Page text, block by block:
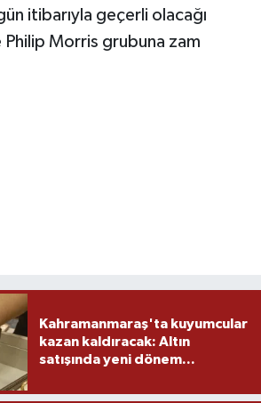
itibarıyla geçerli olacağı
Morris grubuna zam
Kahramanmaraş'ta kuyumcular
kazan kaldıracak: Altın
satışında yeni dönem...